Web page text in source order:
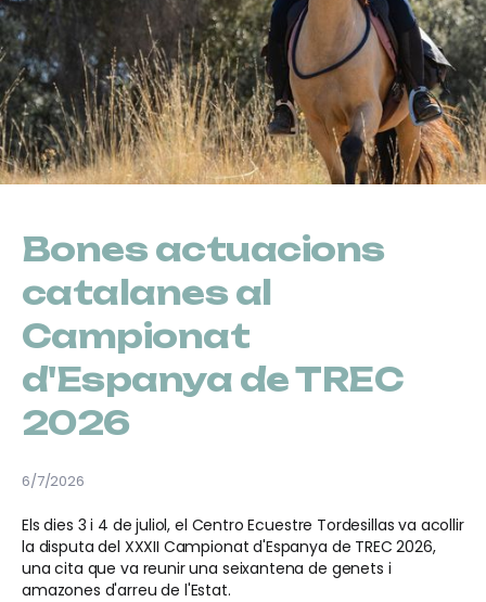
Bones actuacions
catalanes al
Campionat
d'Espanya de TREC
2026
6/7/2026
Els dies 3 i 4 de juliol, el Centro Ecuestre Tordesillas va acollir
la disputa del XXXII Campionat d'Espanya de TREC 2026,
una cita que va reunir una seixantena de genets i
amazones d'arreu de l'Estat.